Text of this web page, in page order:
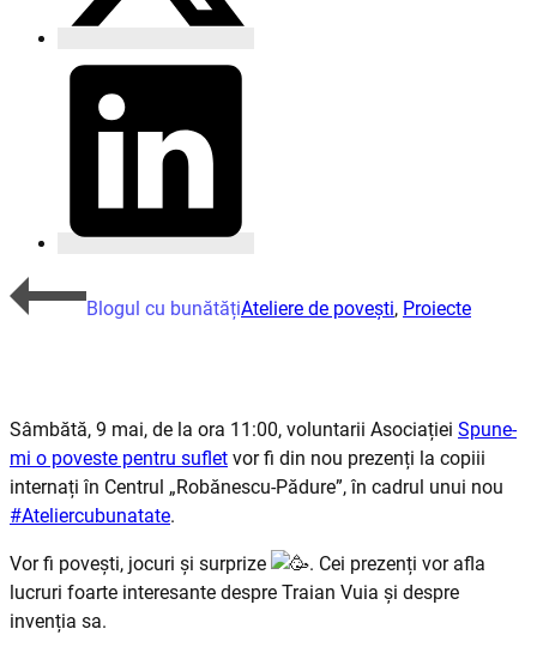
Blogul cu bunătățiAteliere de povești, Proiecte
Sâmbătă, 9 mai, de la ora 11:00, voluntarii Asociației Spune-
mi o poveste pentru suflet vor fi din nou prezenți la copiii
internați în Centrul „Robănescu-Pădure”, în cadrul unui nou
#Ateliercubunatate.
Vor fi povești, jocuri și surprize
. Cei prezenți vor afla
lucruri foarte interesante despre Traian Vuia și despre
invenția sa.